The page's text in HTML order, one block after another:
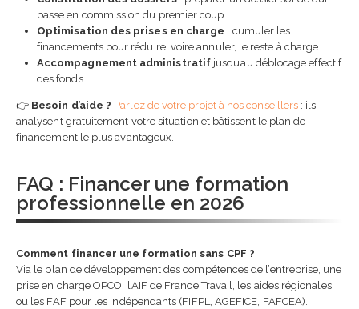
passe en commission du premier coup.
Optimisation des prises en charge : cumuler les
financements pour réduire, voire annuler, le reste à charge.
Accompagnement administratifjusqu’au déblocage effectif
des fonds.
👉 Besoin d’aide ? Parlez de votre projet à nos conseillers : ils
analysent gratuitement votre situation et bâtissent le plan de
financement le plus avantageux.
FAQ : Financer une formation
professionnelle en 2026
Comment financer une formation sans CPF ?
Via le plan de développement des compétences de l’entreprise, une
prise en charge OPCO, l’AIF de France Travail, les aides régionales,
ou les FAF pour les indépendants (FIFPL, AGEFICE, FAFCEA).